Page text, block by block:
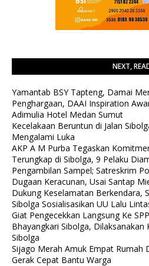
NEXT,
Yamantab BSY Tapteng, Damai
Penghargaan, DAAI Inspiration
Adimulia Hotel Medan Sumut
Kecelakaan Beruntun di Jalan
Mengalami Luka
AKP A M Purba Tegaskan
Terungkap di Sibolga, 9 Pelaku
Pengambilan Sampel; Satreskrim
Dugaan Keracunan, Usai Santap
Dukung Keselamatan Berkendara,
Sibolga Sosialisasikan UU Lalu
Giat Pengecekkan Langsung Ke
Bhayangkari Sibolga, Dilaksanakan
Sibolga
Sijago Merah Amuk Empat Rumah
Gerak Cepat Bantu Warga